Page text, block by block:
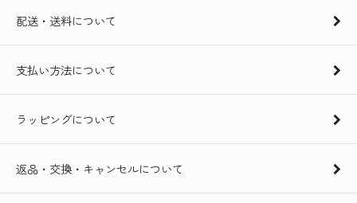
配送・送料について
支払い方法について
ラッピングについて
返品・交換・キャンセルについて